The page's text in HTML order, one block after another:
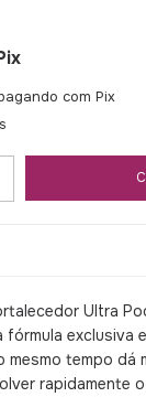
com Pix
Ultra
exclusiva
mesmo tempo dá
rapidamente